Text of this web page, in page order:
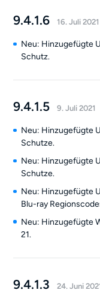
9.4.1.6 16. Juli 2021
Neu: Hinzugefügte
Schutz.
9.4.1.5 9. Juli 2021
Neu: Hinzugefügte
Schutze.
Neu: Hinzugefügte
Schutze.
Neu: Hinzugefügte
Blu-ray
Neu: Hinzugefügte
21.
9.4.1.3 24. Juni